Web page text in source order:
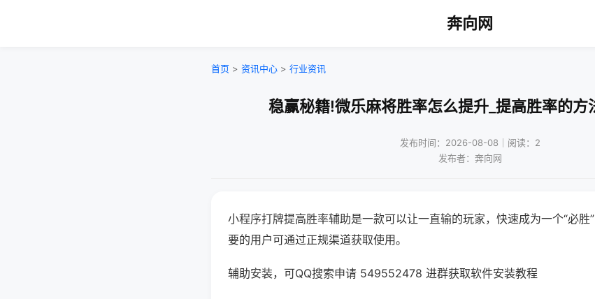
奔向网
首页 > 资讯中心 > 行业资讯
稳赢秘籍!微乐麻将胜率怎么提升_提高胜率的方
发布时间：2026-08-08｜阅读：2
发布者：奔向网
小程序打牌提高胜率辅助是一款可以让一直输的玩家，快速成为一个“必胜
要的用户可通过正规渠道获取使用。
辅助安装，可QQ搜索申请 549552478 进群获取软件安装教程